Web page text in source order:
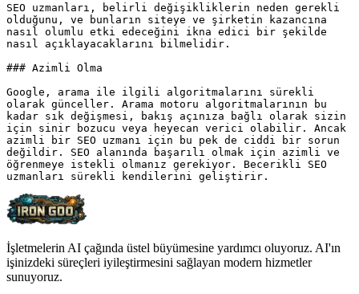
SEO uzmanları, belirli değişikliklerin neden gerekli
olduğunu, ve bunların siteye ve şirketin kazancına
nasıl olumlu etki edeceğini ikna edici bir şekilde
nasıl açıklayacaklarını bilmelidir.
### Azimli Olma
Google, arama ile ilgili algoritmalarını sürekli
olarak günceller. Arama motoru algoritmalarının bu
kadar sık ​​değişmesi, bakış açınıza bağlı olarak sizin
için sinir bozucu veya heyecan verici olabilir. Ancak
azimli bir SEO uzmanı için bu pek de ciddi bir sorun
değildir. SEO alanında başarılı olmak için azimli ve
öğrenmeye istekli olmanız gerekiyor. Becerikli SEO
İşletmelerin AI çağında üstel büyümesine yardımcı oluyoruz. AI'ın
işinizdeki süreçleri iyileştirmesini sağlayan modern hizmetler
sunuyoruz.